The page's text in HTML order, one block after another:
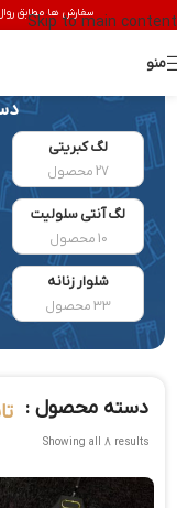
Skip to main content
سفارش ها مطابق روال پستی بین 2 تا 6 روز
منو
لگ کبریتی
27 محصول
لگ آنتی سلولیت
10 محصول
شلوار زنانه
33 محصول
دسته محصول :
Showing all 8 results